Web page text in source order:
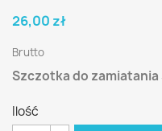
26,00 zł
Brutto
Szczotka do
Ilość